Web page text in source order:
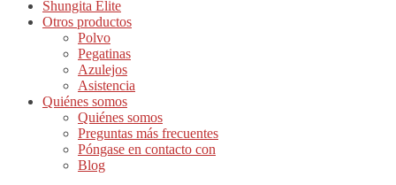
Shungita Elite
Otros productos
Polvo
Pegatinas
Azulejos
Asistencia
Quiénes somos
Quiénes somos
Preguntas más frecuentes
Póngase en contacto con
Blog